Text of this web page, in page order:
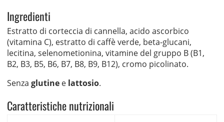
Ingredienti
Estratto di corteccia di cannella, acido ascorbico
(vitamina C), estratto di caffè verde, beta-glucani,
lecitina, selenometionina, vitamine del gruppo B (B1,
B2, B3, B5, B6, B7, B8, B9, B12), cromo picolinato.
Senza glutinee lattosio.
Caratteristiche nutrizionali